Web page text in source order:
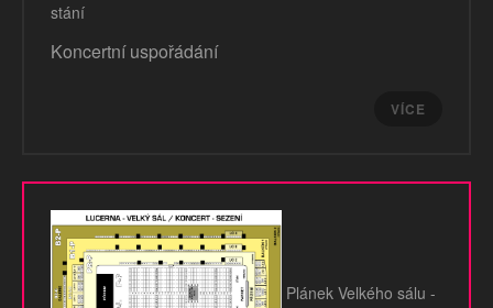
stání
Koncertní uspořádání
VÍCE
Plánek Velkého sálu -